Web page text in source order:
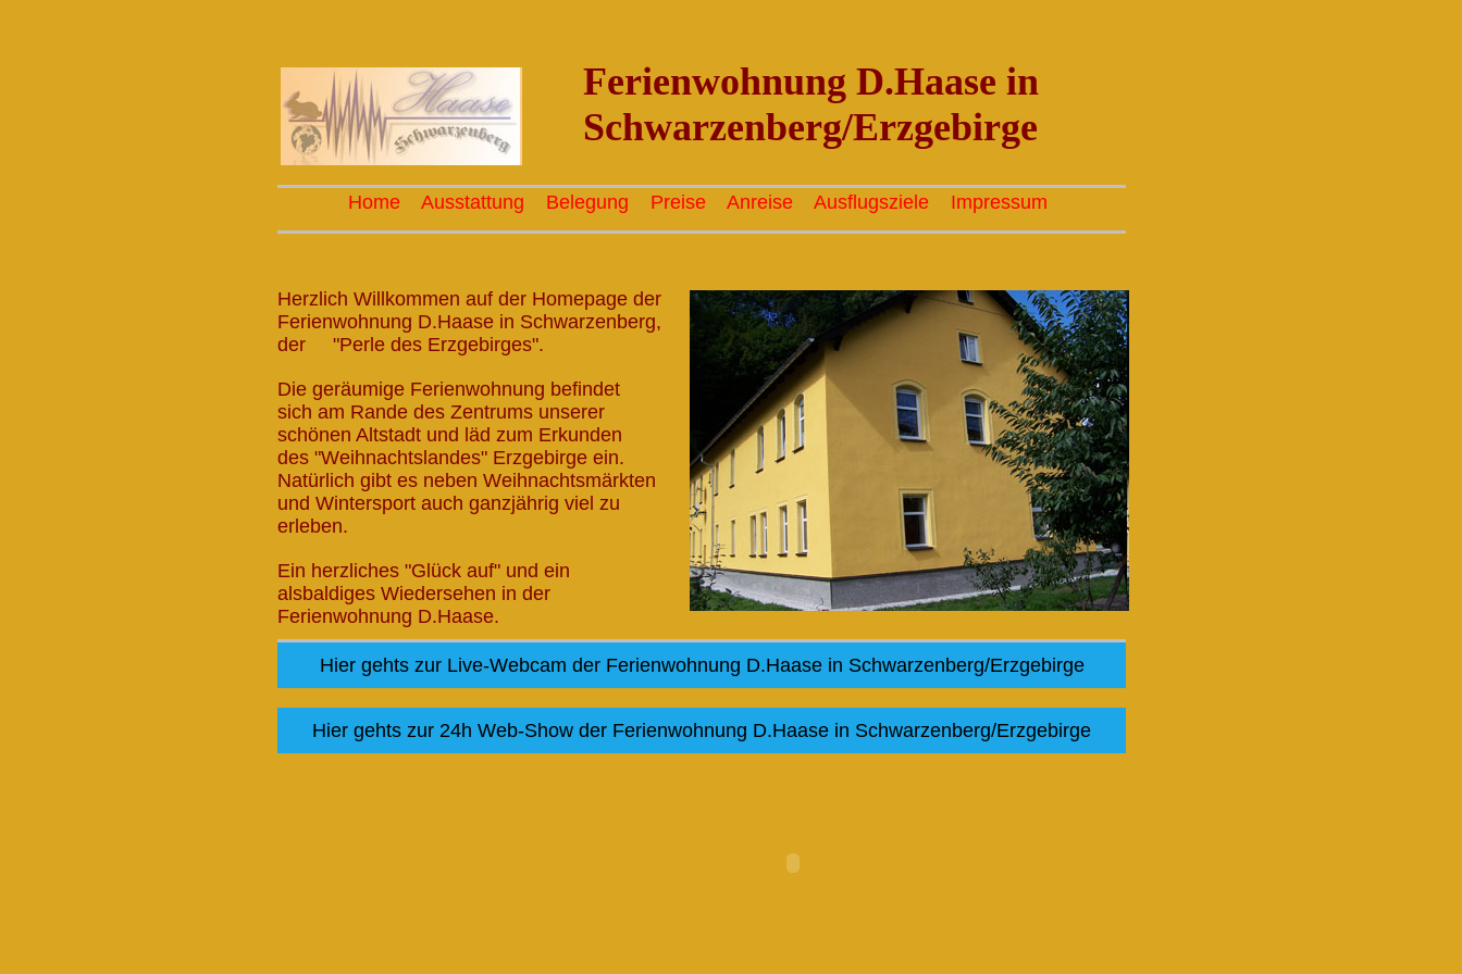
Ferienwohnung D.Haase in
Schwarzenberg/Erzgebirge
Home Ausstattung Belegung Preise Anreise Ausflugsziele Impressum
Herzlich Willkommen auf der Homepage der
Ferienwohnung D.Haase in Schwarzenberg,
der "Perle des Erzgebirges".
Die geräumige Ferienwohnung befindet
sich am Rande des Zentrums unserer
schönen Altstadt und läd zum Erkunden
des "Weihnachtslandes" Erzgebirge ein.
Natürlich gibt es neben Weihnachtsmärkten
und Wintersport auch ganzjährig viel zu
erleben.
Ein herzliches "Glück auf" und ein
alsbaldiges Wiedersehen in der
Ferienwohnung D.Haase.